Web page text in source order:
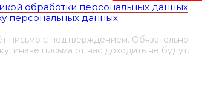
обработки персональных данных
персональных данных
письмо с подтверждением. Обязательно
иначе письма от нас доходить не будут.